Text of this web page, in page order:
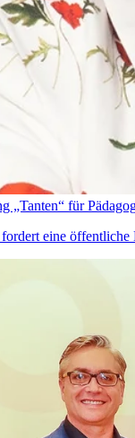
„Tanten“ für
eine öffentliche